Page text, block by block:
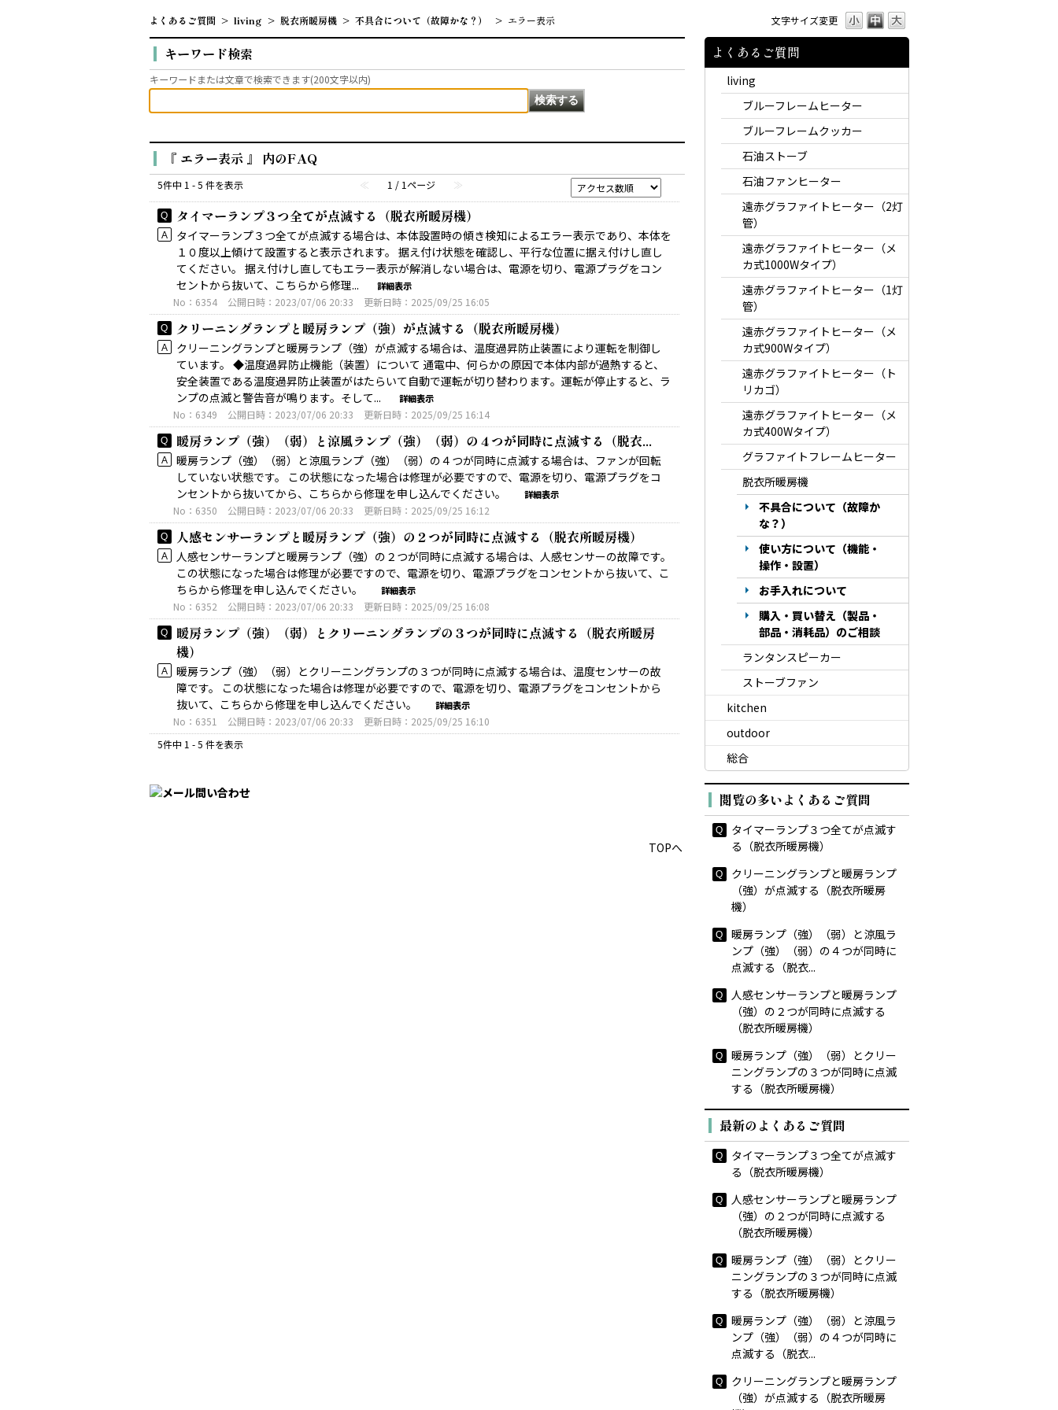
文字サイズ変更
よくあるご質問 > living > 脱衣所暖房機 > 不具合について（故障かな？） > エラー表示
よくあるご質問
living
ブルーフレームヒーター
ブルーフレームクッカー
石油ストーブ
石油ファンヒーター
遠赤グラファイトヒーター（2灯
管）
遠赤グラファイトヒーター（メ
カ式1000Wタイプ）
遠赤グラファイトヒーター（1灯
管）
遠赤グラファイトヒーター（メ
カ式900Wタイプ）
遠赤グラファイトヒーター（ト
リカゴ）
遠赤グラファイトヒーター（メ
カ式400Wタイプ）
グラファイトフレームヒーター
脱衣所暖房機
不具合について（故障か
な？）
使い方について（機能・
操作・設置）
お手入れについて
購入・買い替え（製品・
部品・消耗品）のご相談
ランタンスピーカー
ストーブファン
kitchen
outdoor
総合
閲覧の多いよくあるご質問
タイマーランプ３つ全てが点滅す
る（脱衣所暖房機）
クリーニングランプと暖房ランプ
（強）が点滅する（脱衣所暖房
機）
暖房ランプ（強）（弱）と涼風ラ
ンプ（強）（弱）の４つが同時に
点滅する（脱衣...
人感センサーランプと暖房ランプ
（強）の２つが同時に点滅する
（脱衣所暖房機）
暖房ランプ（強）（弱）とクリー
ニングランプの３つが同時に点滅
する（脱衣所暖房機）
最新のよくあるご質問
タイマーランプ３つ全てが点滅す
る（脱衣所暖房機）
人感センサーランプと暖房ランプ
（強）の２つが同時に点滅する
（脱衣所暖房機）
暖房ランプ（強）（弱）とクリー
ニングランプの３つが同時に点滅
する（脱衣所暖房機）
暖房ランプ（強）（弱）と涼風ラ
ンプ（強）（弱）の４つが同時に
点滅する（脱衣...
クリーニングランプと暖房ランプ
（強）が点滅する（脱衣所暖房
キーワード検索
キーワードまたは文章で検索できます(200文字以内)
『 エラー表示 』 内のFAQ
5件中 1 - 5 件を表示 ≪ 1 / 1ページ ≫
タイマーランプ３つ全てが点滅する（脱衣所暖房機）
タイマーランプ３つ全てが点滅する場合は、本体設置時の傾き検知によるエラー表示であり、本体を
１０度以上傾けて設置すると表示されます。 据え付け状態を確認し、平行な位置に据え付けし直し
てください。 据え付けし直してもエラー表示が解消しない場合は、電源を切り、電源プラグをコン
セントから抜いて、こちらから修理...
詳細表示
No：6354 公開日時：2023/07/06 20:33 更新日時：2025/09/25 16:05
クリーニングランプと暖房ランプ（強）が点滅する（脱衣所暖房機）
クリーニングランプと暖房ランプ（強）が点滅する場合は、温度過昇防止装置により運転を制御し
ています。 ◆温度過昇防止機能（装置）について 通電中、何らかの原因で本体内部が過熱すると、
安全装置である温度過昇防止装置がはたらいて自動で運転が切り替わります。運転が停止すると、ラ
ンプの点滅と警告音が鳴ります。そして...
詳細表示
No：6349 公開日時：2023/07/06 20:33 更新日時：2025/09/25 16:14
暖房ランプ（強）（弱）と涼風ランプ（強）（弱）の４つが同時に点滅する（脱衣...
暖房ランプ（強）（弱）と涼風ランプ（強）（弱）の４つが同時に点滅する場合は、ファンが回転
していない状態です。 この状態になった場合は修理が必要ですので、電源を切り、電源プラグをコ
ンセントから抜いてから、こちらから修理を申し込んでください。
詳細表示
No：6350 公開日時：2023/07/06 20:33 更新日時：2025/09/25 16:12
人感センサーランプと暖房ランプ（強）の２つが同時に点滅する（脱衣所暖房機）
人感センサーランプと暖房ランプ（強）の２つが同時に点滅する場合は、人感センサーの故障です。
この状態になった場合は修理が必要ですので、電源を切り、電源プラグをコンセントから抜いて、こ
ちらから修理を申し込んでください。
詳細表示
No：6352 公開日時：2023/07/06 20:33 更新日時：2025/09/25 16:08
暖房ランプ（強）（弱）とクリーニングランプの３つが同時に点滅する（脱衣所暖房
機）
暖房ランプ（強）（弱）とクリーニングランプの３つが同時に点滅する場合は、温度センサーの故
障です。 この状態になった場合は修理が必要ですので、電源を切り、電源プラグをコンセントから
抜いて、こちらから修理を申し込んでください。
詳細表示
No：6351 公開日時：2023/07/06 20:33
更新日時：2025/09/25 16:10
5件中 1 - 5 件を表示
TOPへ